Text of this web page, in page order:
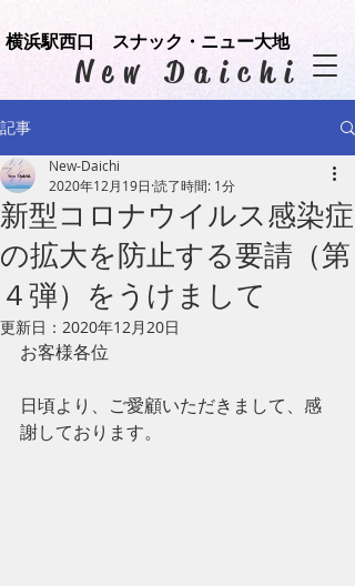
​New Daichi
横浜駅西口 スナック・ニュー大地
記事
新型コロナウイルス感染症
の拡大を防止する要請（第
４弾）をうけまして
New-Daichi
2020年12月19日 読了時間: 1分
更新日： 2020年12月20日
お客様各位
日頃より、ご愛顧いただきまして、感
謝しております。